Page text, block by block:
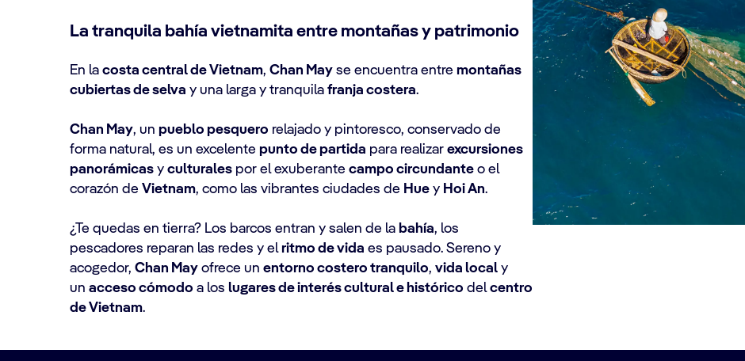
La tranquila bahía vietnamita entre montañas y patrimonio
En la costa central de Vietnam, Chan May se encuentra entre montañas
cubiertas de selva y una larga y tranquila franja costera.
Chan May, un pueblo pesquero relajado y pintoresco, conservado de
forma natural, es un excelente punto de partida para realizar excursiones
panorámicas y culturales por el exuberante campo circundante o el
corazón de Vietnam, como las vibrantes ciudades de Hue y Hoi An.
¿Te quedas en tierra? Los barcos entran y salen de la bahía, los
pescadores reparan las redes y elritmo de vida es pausado. Sereno y
acogedor, Chan May ofrece un entorno costero tranquilo, vida local y
un acceso cómodo a los lugares de interés cultural e histórico delcentro
de Vietnam.